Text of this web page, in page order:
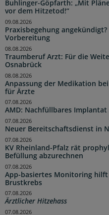
Buhlinger-Göpfarth: „Mit
vor dem Hitzetod!“
Praxisbegehung
Vorbereitung
09.08.2026
Traumberuf Arzt: Für die
Osnabrück
08.08.2026
Anpassung der Medikation
für Ärzte
08.08.2026
AMD: Nachfüllbares
07.08.2026
Neuer Bereitschaftsdienst in
07.08.2026
KV Rheinland-Pfalz rät
Befüllung abzurechnen
07.08.2026
App-basiertes Monitoring
Brustkrebs
07.08.2026
Ärztlicher Hitzehass
07.08.2026
07.08.2026